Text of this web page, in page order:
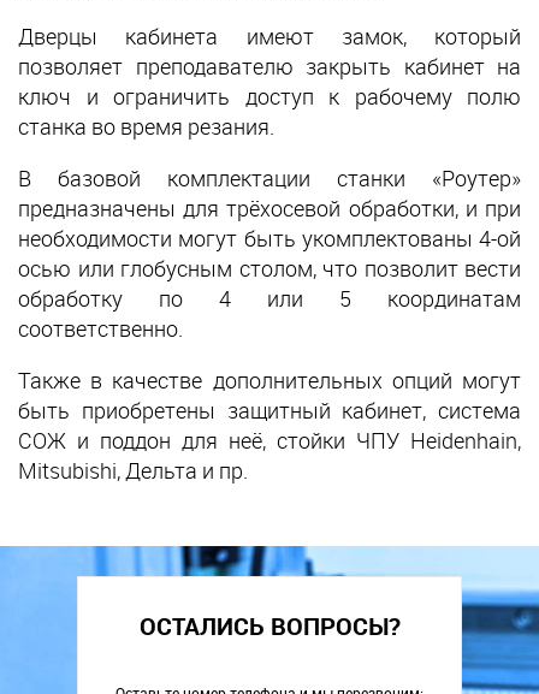
Дверцы кабинета имеют замок, который
позволяет преподавателю закрыть кабинет на
ключ и ограничить доступ к рабочему полю
станка во время резания.
В базовой комплектации станки «Роутер»
предназначены для трёхосевой обработки, и при
необходимости могут быть укомплектованы 4-ой
осью или глобусным столом, что позволит вести
обработку по 4 или 5 координатам
соответственно.
Также в качестве дополнительных опций могут
быть приобретены защитный кабинет, система
СОЖ и поддон для неё, стойки ЧПУ Heidenhain,
Mitsubishi, Дельта и пр.
ОСТАЛИСЬ ВОПРОСЫ?